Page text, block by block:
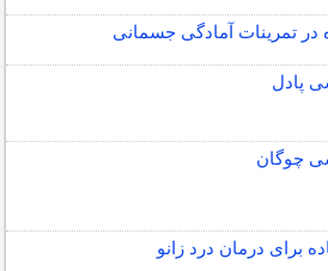
در تمرینات آمادگی جسمانی
پادل
چوگان